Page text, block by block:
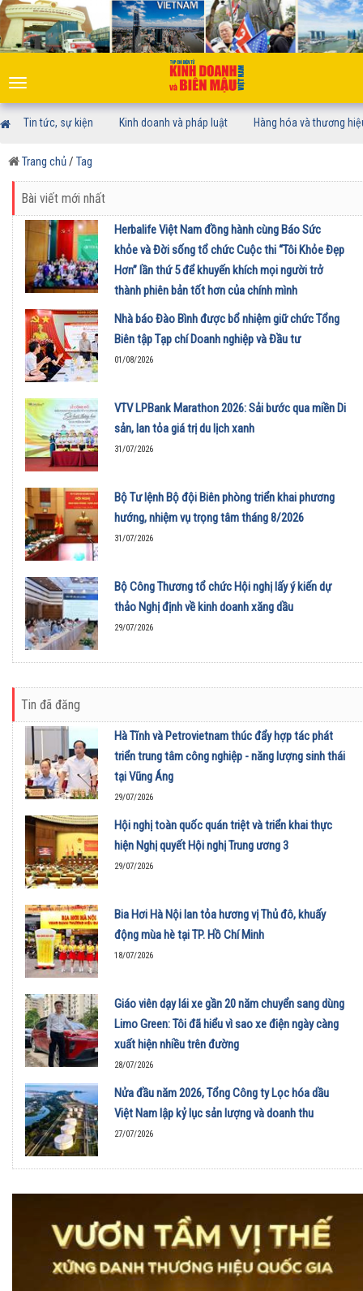
Toggle
navigation
Tin tức, sự kiện Kinh doanh và pháp luật Hàng hóa và thương
Trang chủ/ Tag
Bài viết mới nhất
Herbalife Việt Nam đồng hành cùng Báo Sức
khỏe và Đời sống tổ chức Cuộc thi “Tôi Khỏe Đẹp
Hơn” lần thứ 5 để khuyến khích mọi người trở
thành phiên bản tốt hơn của chính mình
01/08/2026
Nhà báo Đào Bình được bổ nhiệm giữ chức Tổng
Biên tập Tạp chí Doanh nghiệp và Đầu tư
01/08/2026
VTV LPBank Marathon 2026: Sải bước qua miền Di
sản, lan tỏa giá trị du lịch xanh
31/07/2026
Bộ Tư lệnh Bộ đội Biên phòng triển khai phương
hướng, nhiệm vụ trọng tâm tháng 8/2026
31/07/2026
Bộ Công Thương tổ chức Hội nghị lấy ý kiến dự
thảo Nghị định về kinh doanh xăng dầu
29/07/2026
Tin đã đăng
Hà Tĩnh và Petrovietnam thúc đẩy hợp tác phát
triển trung tâm công nghiệp - năng lượng sinh thái
tại Vũng Áng
29/07/2026
Hội nghị toàn quốc quán triệt và triển khai thực
hiện Nghị quyết Hội nghị Trung ương 3
29/07/2026
Bia Hơi Hà Nội lan tỏa hương vị Thủ đô, khuấy
động mùa hè tại TP. Hồ Chí Minh
18/07/2026
Giáo viên dạy lái xe gần 20 năm chuyển sang dùng
Limo Green: Tôi đã hiểu vì sao xe điện ngày càng
xuất hiện nhiều trên đường
28/07/2026
Nửa đầu năm 2026, Tổng Công ty Lọc hóa dầu
Việt Nam lập kỷ lục sản lượng và doanh thu
27/07/2026